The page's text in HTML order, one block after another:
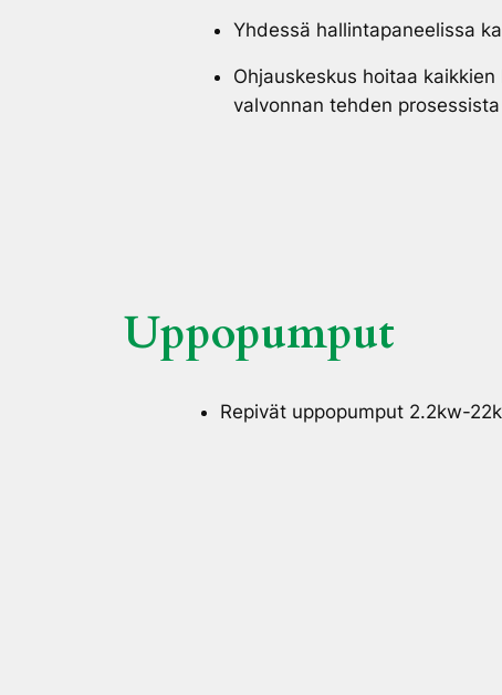
Yhdessä hallintapaneelissa
Ohjauskeskus hoitaa
valvonnan tehden
Uppopumput
Repivät uppopumput 2.2kw-